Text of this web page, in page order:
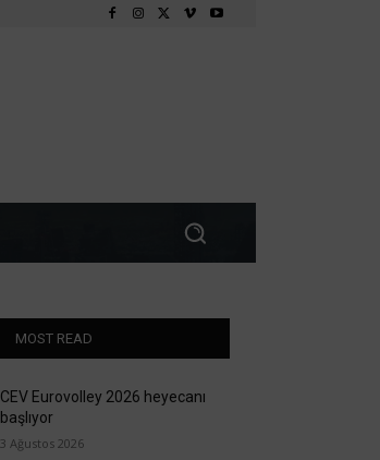
MOST READ
CEV Eurovolley 2026 heyecanı
başlıyor
3 Ağustos 2026